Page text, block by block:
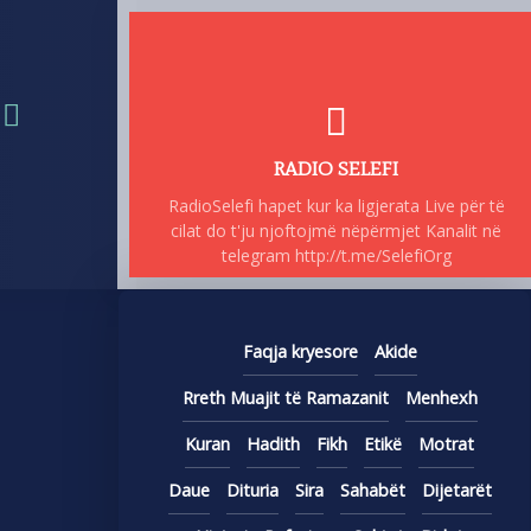
RADIO SELEFI
RadioSelefi hapet kur ka ligjerata Live për të
cilat do t'ju njoftojmë nëpërmjet Kanalit në
telegram http://t.me/SelefiOrg
Faqja kryesore Akide
Rreth Muajit të Ramazanit Menhexh
Kuran Hadith Fikh Etikë Motrat
Daue Dituria Sira Sahabët Dijetarët